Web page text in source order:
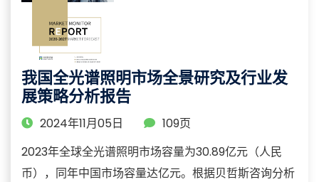
我国全光谱照明市场全景研究及行业发
展策略分析报告
2024年11月05日
109页
2023年全球全光谱照明市场容量为30.89亿元（人民
币），同年中国市场容量达亿元。根据贝哲斯咨询分析